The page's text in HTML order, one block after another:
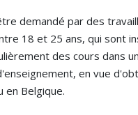
demandé par des
18 et 25 ans, qui sont
des cours dans un
en vue
en Belgique.